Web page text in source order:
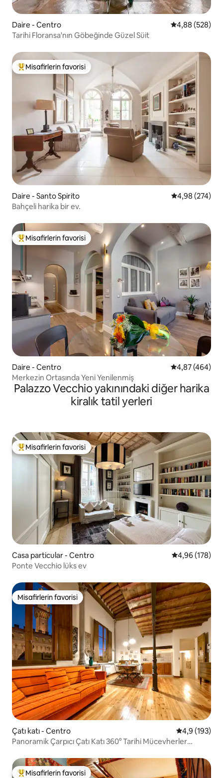
Daire - Centro 5 üzerinden
4,88 (528)
Tarihi Floransa'nın Göbeğinde Güzel Süit
Misafirlerin favorilerinden en beğenilenler arasında
Misafirlerin favorisi
Daire - Santo Spirito 5 üzerinden
4,98 (274)
Bahçeli harika bir ev.
Misafirlerin favorilerinden en beğenilenler arasında
Misafirlerin favorisi
Daire - Centro 5 üzerinden
4,87 (464)
Merkezin Ortasında Yeni Yenilenmiş
Palazzo Vecchio yakınındaki diğer harika
kiralık tatil yerleri
Misafirlerin favorilerinden en beğenilenler arasında
Misafirlerin favorisi
Casa particular - Centro 5 üzerinden
4,96 (178)
Ponte Vecchio lüks ev
Misafirlerin favorisi
Misafirlerin favorisi
Çatı katı - Centro 5 üzerinden
4,9 (193)
Panoramik Çarpıcı Çatı Katı 360° Tarihi Mücevherler
Misafirlerin favorisi